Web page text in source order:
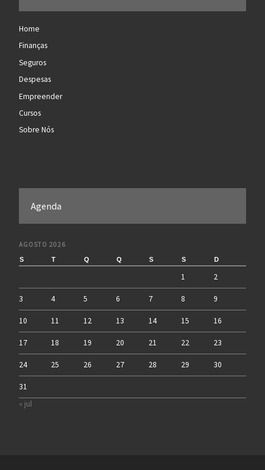
Home
Finanças
Seguros
Despesas
Empreender
Cursos
Sobre Nós
Agenda
AGOSTO 2026
S T Q Q S S D
1 2
3 4 5 6 7 8 9
10 11 12 13 14 15 16
17 18 19 20 21 22 23
24 25 26 27 28 29 30
31
« jul